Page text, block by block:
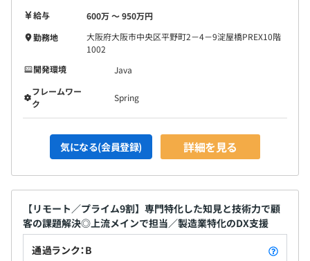
給与
600万 〜 950万円
勤務地
大阪府大阪市中央区平野町2－4－9淀屋橋PREX10階
1002
開発環境
Java
フレームワー
ク
Spring
気になる(会員登録) 詳細を見る
【リモート／プライム9割】専門特化した知見と技術力で顧
客の課題解決◎上流メインで担当／製造業特化のDX支援
通過ランク：B